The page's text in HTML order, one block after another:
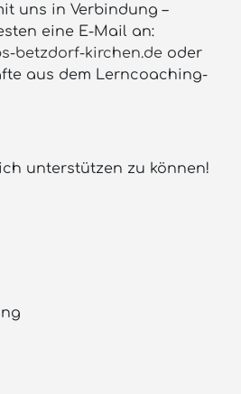
uns in Verbindung –
eine E-Mail an:
betzdorf-kirchen.de oder
aus dem Lerncoaching-
unterstützen zu können!